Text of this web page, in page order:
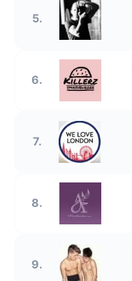
5.
6.
7.
8.
9.